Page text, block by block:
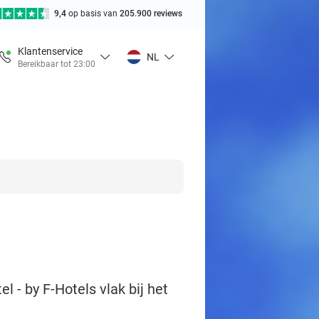
9,4 op basis van 205.900 reviews
Klantenservice
Bereikbaar tot 23:00
NL
- by F-Hotels vlak bij het